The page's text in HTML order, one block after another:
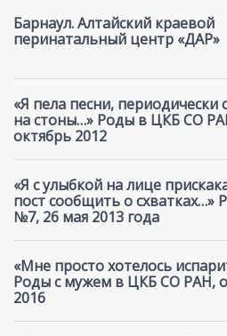
Барнаул. Алтайский краевой
перинатальный центр «ДАР»
«Я пела песни, периодически
на стоны…» Роды в ЦКБ СО
октябрь 2012
«Я с улыбкой на лице
пост сообщить о схватках…»
№7, 26 мая 2013 года
«Мне просто хотелось
Роды с мужем в ЦКБ СО РАН,
2016